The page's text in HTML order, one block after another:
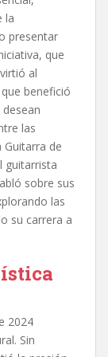
la
presentar
que
al
benefició
las
de
guitarrista
sobre sus
las
su carrera a
2024
Sin